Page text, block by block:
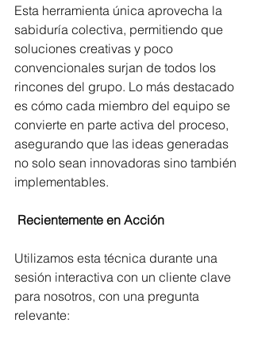
Esta herramienta única aprovecha la
sabiduría colectiva, permitiendo que
soluciones creativas y poco
convencionales surjan de todos los
rincones del grupo. Lo más destacado
es cómo cada miembro del equipo se
convierte en parte activa del proceso,
asegurando que las ideas generadas
no solo sean innovadoras sino también
implementables.
Recientemente en Acción
Utilizamos esta técnica durante una
sesión interactiva con un cliente clave
para nosotros, con una pregunta
relevante: